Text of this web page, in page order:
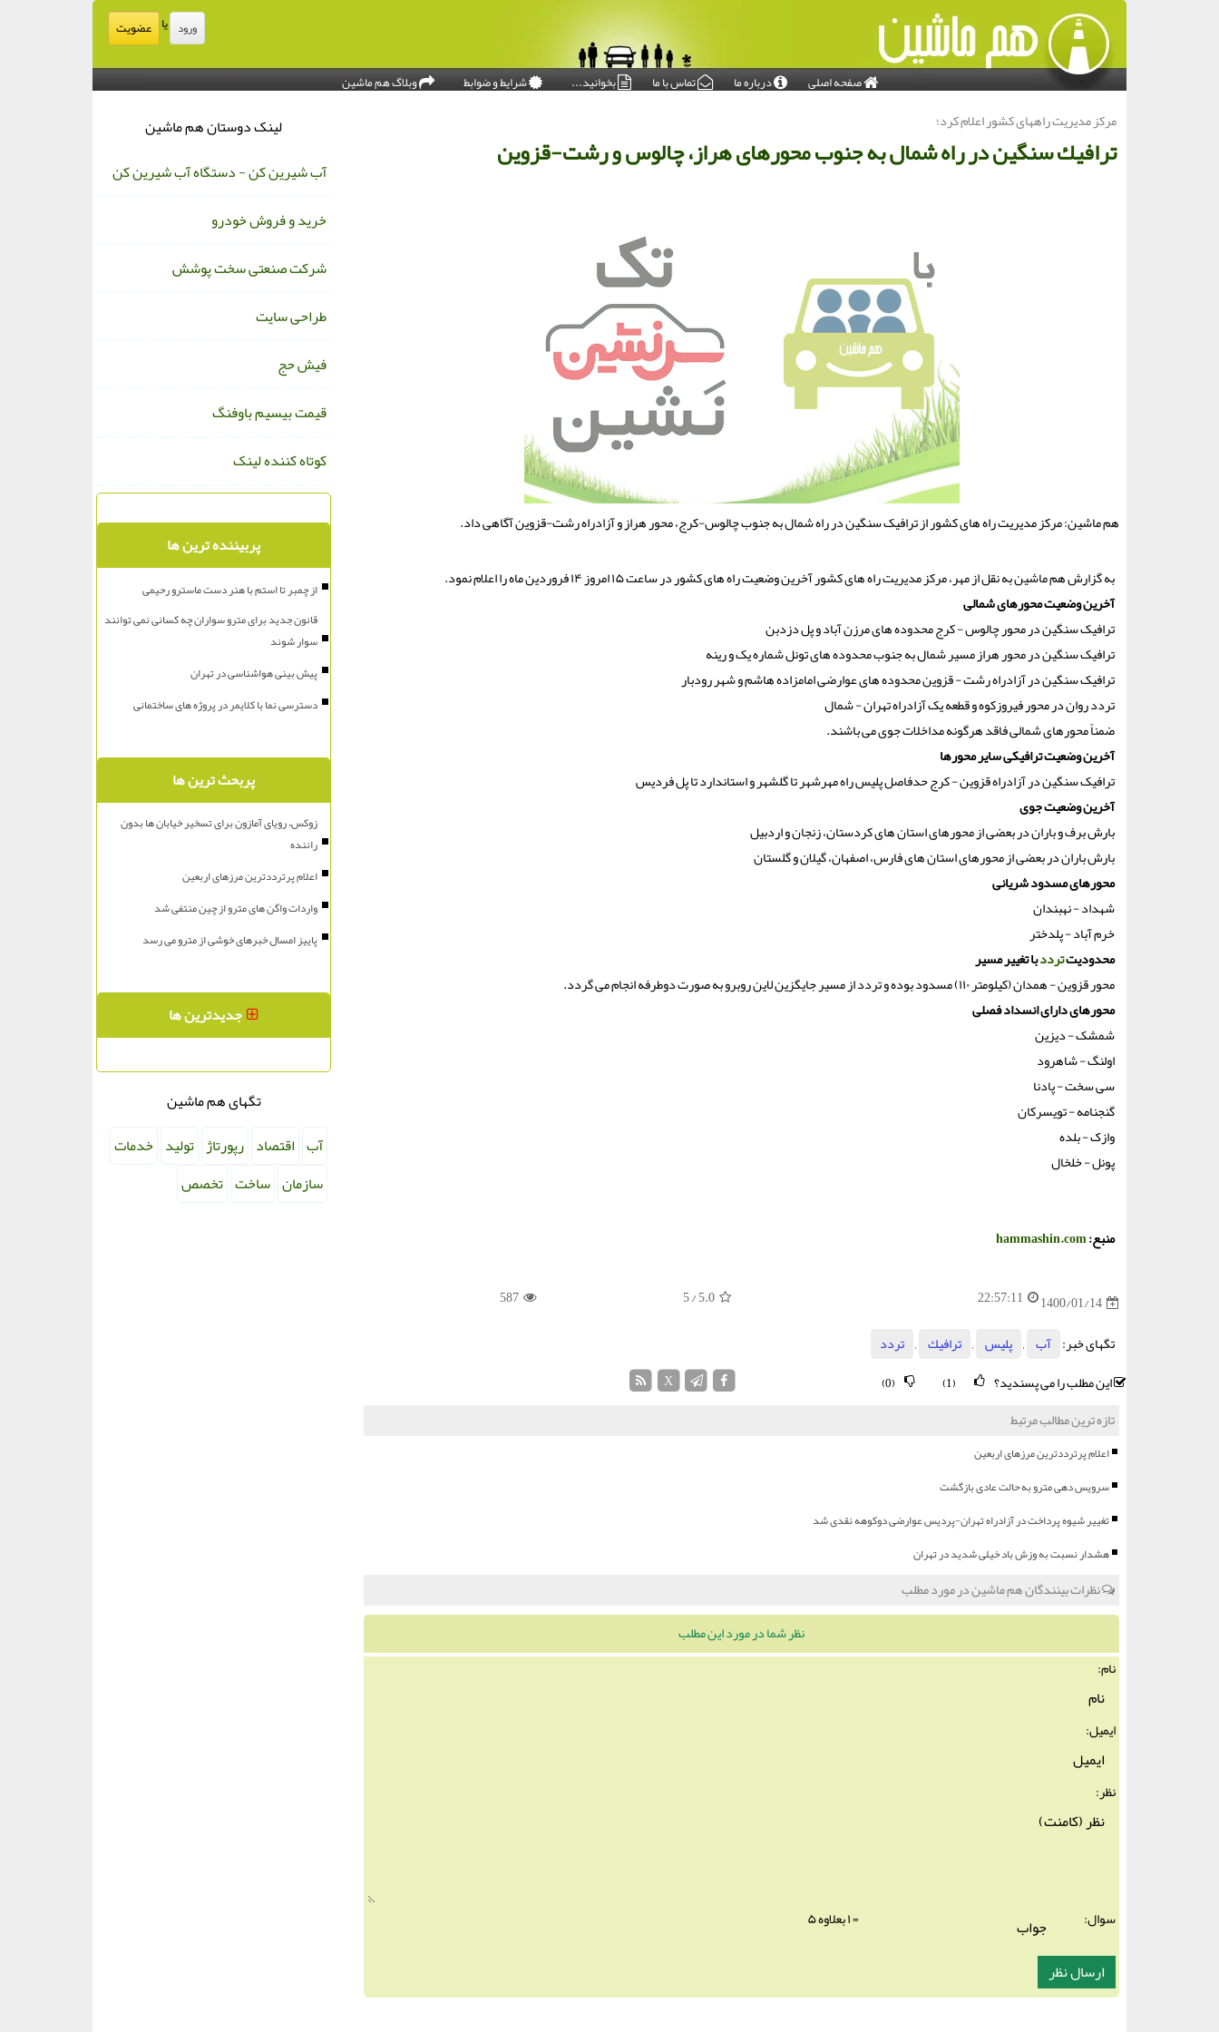
ورود یا عضویت
صفحه اصلی درباره ما تماس با ما بخوانید... شرایط و ضوابط
وبلاگ هم ماشین
مركز مدیریت راههای كشور اعلام كرد؛
ترافیك سنگین در راه شمال به جنوب محورهای هراز، چالوس و رشت-قزوین
هم ماشین: مرکز مدیریت راه های کشور از ترافیک سنگین در راه شمال به جنوب چالوس-کرج، محور هراز و آزادراه رشت-قزوین آگاهی داد.
به گزارش هم ماشین به نقل از مهر، مرکز مدیریت راه های کشور آخرین وضعیت راه های کشور در ساعت ۱۵ امروز ۱۴ فروردین ماه را اعلام نمود.
آخرین وضعیت محورهای شمالی
ترافیک سنگین در محور چالوس - کرج محدوده های مرزن آباد و پل دزدبن
ترافیک سنگین در محور هراز مسیر شمال به جنوب محدوده های تونل شماره یک و رینه
ترافیک سنگین در آزادراه رشت - قزوین محدوده های عوارضی امامزاده هاشم و شهر رودبار
تردد روان در محور فیروزکوه و قطعه یک آزادراه تهران - شمال
ضمناً محورهای شمالی فاقد هرگونه مداخلات جوی می باشند.
آخرین وضعیت ترافیکی سایر محورها
ترافیک سنگین در آزادراه قزوین - کرج حدفاصل پلیس راه مهرشهر تا گلشهر و استاندارد تا پل فردیس
آخرین وضعیت جوی
بارش برف و باران در بعضی از محورهای استان های کردستان، زنجان و اردبیل
بارش باران در بعضی از محورهای استان های فارس، اصفهان، گیلان و گلستان
محورهای مسدود شریانی
شهداد - نهبندان
خرم آباد - پلدختر
محدودیتترددبا تغییر مسیر
محور قزوین - همدان (کیلومتر ۱۱۰) مسدود بوده و تردد از مسیر جایگزین لاین روبرو به صورت دوطرفه انجام می گردد.
محورهای دارای انسداد فصلی
شمشک - دیزین
اولنگ - شاهرود
سی سخت - پادنا
گنجنامه - تویسرکان
وازک - بلده
پونل - خلخال
منبع:hammashin.com
1400/01/14
22:57:11
5.0
/ 5
587
تگهای خبر: آب , پلیس , ترافیك , تردد
این مطلب را می پسندید؟
(1)
(0)
X
تازه ترین مطالب مرتبط
اعلام پرترددترین مرزهای اربعین
سرویس دهی مترو به حالت عادی بازگشت
تغییر شیوه پرداخت در آزادراه تهران-پردیس عوارضی دوکوهه نقدی شد
هشدار نسبت به وزش باد خیلی شدید در تهران
نظرات بینندگان هم ماشین در مورد مطلب
نظر شما در مورد این مطلب
نام:
ایمیل:
نظر:
سوال: = ۱ بعلاوه ۵
لینک دوستان هم ماشین
آب شیرین کن - دستگاه آب شیرین کن
خرید و فروش خودرو
شرکت صنعتی سخت پوشش
طراحی سایت
فیش حج
قیمت بیسیم باوفنگ
کوتاه کننده لینک
پربیننده ترین ها
از چمبر تا استم با هنر دست ماسترو رحیمی
قانون جدید برای مترو سواران چه کسانی نمی توانند
سوار شوند
پیش بینی هواشناسی در تهران
دسترسی نما با کلایمر در پروژه های ساختمانی
پربحث ترین ها
زوکس، رویای آمازون برای تسخیر خیابان ها بدون
راننده
اعلام پرترددترین مرزهای اربعین
واردات واگن های مترو از چین منتفی شد
پاییز امسال خبرهای خوشی از مترو می رسد
جدیدترین ها
تگهای هم ماشین
آب اقتصاد رپورتاژ تولید خدمات
سازمان ساخت تخصص